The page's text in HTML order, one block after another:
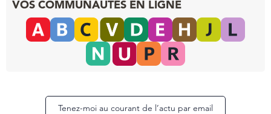
VOS COMMUNAUTÉS EN LIGNE
Tenez-moi au courant de l’actu par email